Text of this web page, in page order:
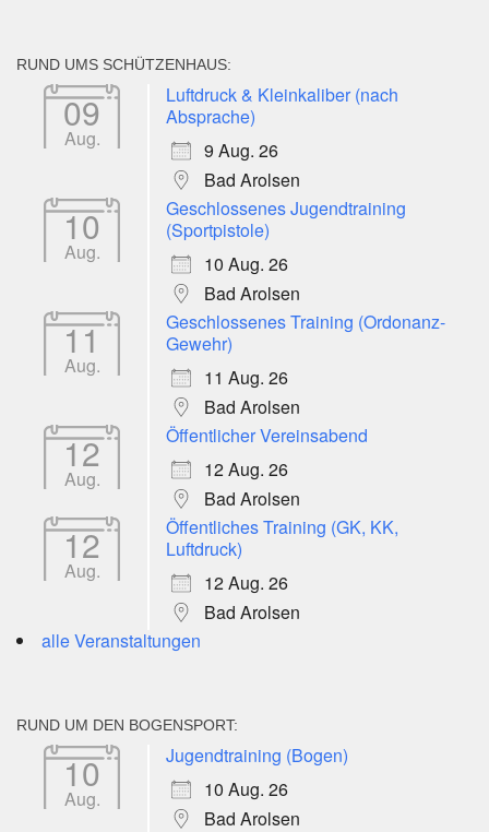
RUND UMS SCHÜTZENHAUS:
09
Aug.
Luftdruck & Kleinkaliber (nach
Absprache)
9 Aug. 26
Bad Arolsen
10
Aug.
Geschlossenes Jugendtraining
(Sportpistole)
10 Aug. 26
Bad Arolsen
11
Aug.
Geschlossenes Training (Ordonanz-
Gewehr)
11 Aug. 26
Bad Arolsen
12
Aug.
Öffentlicher Vereinsabend
12 Aug. 26
Bad Arolsen
12
Aug.
Öffentliches Training (GK, KK,
Luftdruck)
12 Aug. 26
Bad Arolsen
alle Veranstaltungen
RUND UM DEN BOGENSPORT:
10
Aug.
Jugendtraining (Bogen)
10 Aug. 26
Bad Arolsen